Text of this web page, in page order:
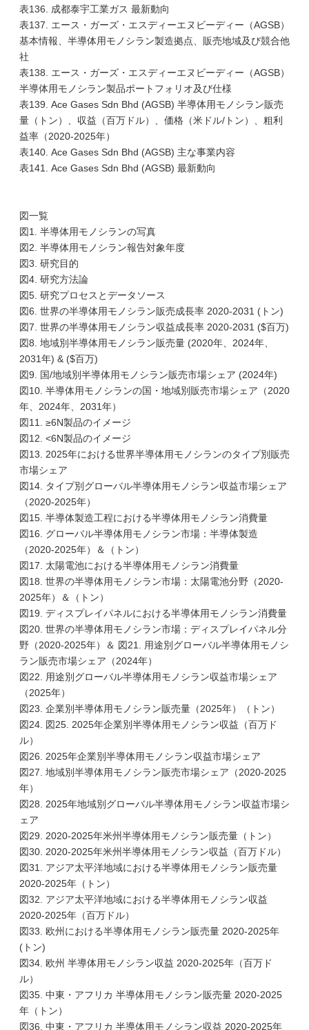
表136. 成都泰宇工業ガス 最新動向
表137. エース・ガーズ・エスディーエヌビーディー（AGSB）
基本情報、半導体用モノシラン製造拠点、販売地域及び競合他
社
表138. エース・ガーズ・エスディーエヌビーディー（AGSB）
半導体用モノシラン製品ポートフォリオ及び仕様
表139. Ace Gases Sdn Bhd (AGSB) 半導体用モノシラン販売
量（トン）、収益（百万ドル）、価格（米ドル/トン）、粗利
益率（2020-2025年）
表140. Ace Gases Sdn Bhd (AGSB) 主な事業内容
表141. Ace Gases Sdn Bhd (AGSB) 最新動向
図一覧
図1. 半導体用モノシランの写真
図2. 半導体用モノシラン報告対象年度
図3. 研究目的
図4. 研究方法論
図5. 研究プロセスとデータソース
図6. 世界の半導体用モノシラン販売成長率 2020-2031 (トン)
図7. 世界の半導体用モノシラン収益成長率 2020-2031 ($百万)
図8. 地域別半導体用モノシラン販売量 (2020年、2024年、
2031年) & ($百万)
図9. 国/地域別半導体用モノシラン販売市場シェア (2024年)
図10. 半導体用モノシランの国・地域別販売市場シェア（2020
年、2024年、2031年）
図11. ≥6N製品のイメージ
図12. <6N製品のイメージ
図13. 2025年における世界半導体用モノシランのタイプ別販売
市場シェア
図14. タイプ別グローバル半導体用モノシラン収益市場シェア
（2020-2025年）
図15. 半導体製造工程における半導体用モノシラン消費量
図16. グローバル半導体用モノシラン市場：半導体製造
（2020-2025年）＆（トン）
図17. 太陽電池における半導体用モノシラン消費量
図18. 世界の半導体用モノシラン市場：太陽電池分野（2020-
2025年）＆（トン）
図19. ディスプレイパネルにおける半導体用モノシラン消費量
図20. 世界の半導体用モノシラン市場：ディスプレイパネル分
野（2020-2025年）＆ 図21. 用途別グローバル半導体用モノシ
ラン販売市場シェア（2024年）
図22. 用途別グローバル半導体用モノシラン収益市場シェア
（2025年）
図23. 企業別半導体用モノシラン販売量（2025年）（トン）
図24. 図25. 2025年企業別半導体用モノシラン収益（百万ド
ル）
図26. 2025年企業別半導体用モノシラン収益市場シェア
図27. 地域別半導体用モノシラン販売市場シェア（2020-2025
年）
図28. 2025年地域別グローバル半導体用モノシラン収益市場シ
ェア
図29. 2020-2025年米州半導体用モノシラン販売量（トン）
図30. 2020-2025年米州半導体用モノシラン収益（百万ドル）
図31. アジア太平洋地域における半導体用モノシラン販売量
2020-2025年（トン）
図32. アジア太平洋地域における半導体用モノシラン収益
2020-2025年（百万ドル）
図33. 欧州における半導体用モノシラン販売量 2020-2025年
(トン)
図34. 欧州 半導体用モノシラン収益 2020-2025年（百万ド
ル）
図35. 中東・アフリカ 半導体用モノシラン販売量 2020-2025
年（トン）
図36. 中東・アフリカ 半導体用モノシラン収益 2020-2025年